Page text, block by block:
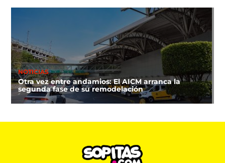
NOTICIAS
Otra vez entre andamios: El AICM arranca la
segunda fase de su remodelación